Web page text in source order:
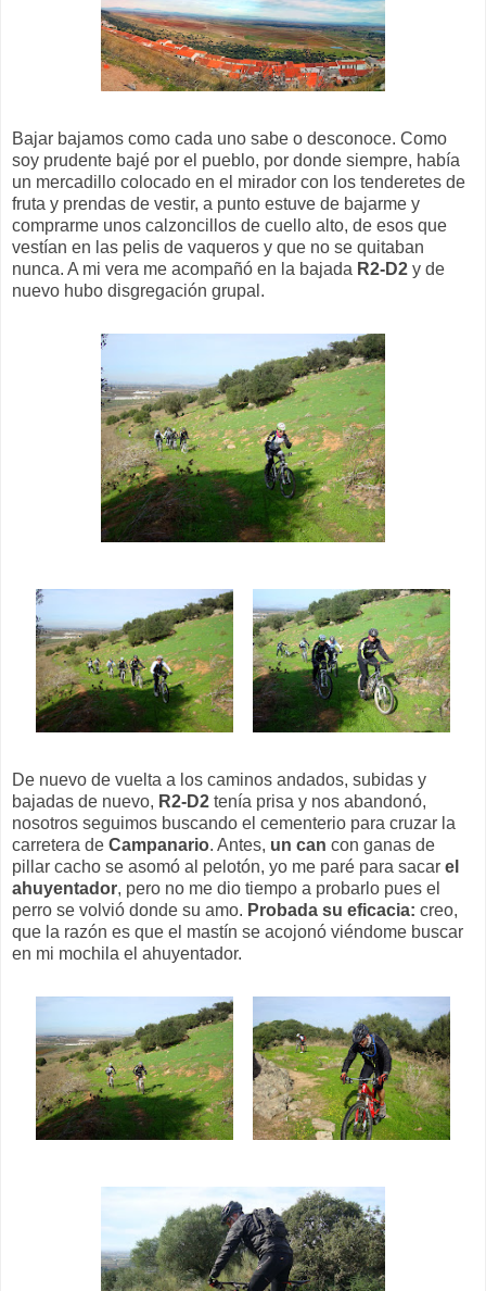
Bajar bajamos como cada uno sabe o desconoce. Como
soy prudente bajé por el pueblo, por donde siempre, había
un mercadillo colocado en el mirador con los tenderetes de
fruta y prendas de vestir, a punto estuve de bajarme y
comprarme unos calzoncillos de cuello alto, de esos que
vestían en las pelis de vaqueros y que no se quitaban
nunca. A mi vera me acompañó en la bajada R2-D2 y de
nuevo hubo disgregación grupal.
De nuevo de vuelta a los caminos andados, subidas y
bajadas de nuevo, R2-D2 tenía prisa y nos abandonó,
nosotros seguimos buscando el cementerio para cruzar la
carretera de Campanario. Antes, un can con ganas de
pillar cacho se asomó al pelotón, yo me paré para sacar el
ahuyentador, pero no me dio tiempo a probarlo pues el
perro se volvió donde su amo. Probada su eficacia: creo,
que la razón es que el mastín se acojonó viéndome buscar
en mi mochila el ahuyentador.